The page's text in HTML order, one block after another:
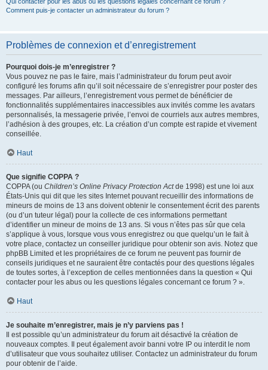
Comment puis-je contacter un administrateur du forum ?
Problèmes de connexion et d’enregistrement
Pourquoi dois-je m’enregistrer ?
Vous pouvez ne pas le faire, mais l’administrateur du forum peut avoir
configuré les forums afin qu’il soit nécessaire de s’enregistrer pour poster des
messages. Par ailleurs, l’enregistrement vous permet de bénéficier de
fonctionnalités supplémentaires inaccessibles aux invités comme les avatars
personnalisés, la messagerie privée, l’envoi de courriels aux autres membres,
l’adhésion à des groupes, etc. La création d’un compte est rapide et vivement
conseillée.
Haut
Que signifie COPPA ?
COPPA (ou Children’s Online Privacy Protection Actde 1998) est une loi aux
États-Unis qui dit que les sites Internet pouvant recueillir des informations de
mineurs de moins de 13 ans doivent obtenir le consentement écrit des parents
(ou d’un tuteur légal) pour la collecte de ces informations permettant
d’identifier un mineur de moins de 13 ans. Si vous n’êtes pas sûr que cela
s’applique à vous, lorsque vous vous enregistrez ou que quelqu’un le fait à
votre place, contactez un conseiller juridique pour obtenir son avis. Notez que
phpBB Limited et les propriétaires de ce forum ne peuvent pas fournir de
conseils juridiques et ne sauraient être contactés pour des questions légales
de toutes sortes, à l’exception de celles mentionnées dans la question « Qui
contacter pour les abus ou les questions légales concernant ce forum ? ».
Haut
Je souhaite m’enregistrer, mais je n’y parviens pas !
Il est possible qu’un administrateur du forum ait désactivé la création de
nouveaux comptes. Il peut également avoir banni votre IP ou interdit le nom
d’utilisateur que vous souhaitez utiliser. Contactez un administrateur du forum
pour obtenir de l’aide.